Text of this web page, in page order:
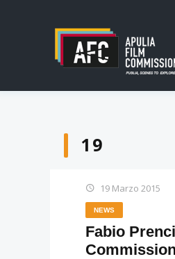
19
19 Marzo 2015
NEWS
Fabio
Commission